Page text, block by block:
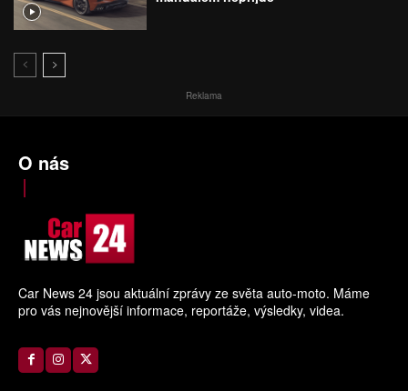
Reklama
O nás
Car News 24 jsou aktuální zprávy ze světa auto-moto. Máme
pro vás nejnovější informace, reportáže, výsledky, videa.